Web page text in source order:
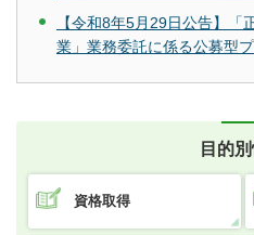
【令和8年5月29日公告】「
業」業務委託に係る公募型
目的
資格取得